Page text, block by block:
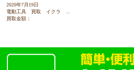
2020年7月19日
電動工具 買取 イクラ ...
買取金額：